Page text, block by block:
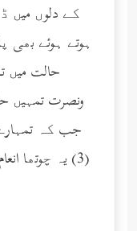
کے دلوں میں
ہوتے ہوئے بھی
حالت میں
ونصرت تمہیں
جب کہ
(3) یہ چوتھا